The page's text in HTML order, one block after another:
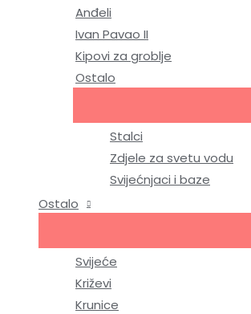
Anđeli
Ivan Pavao II
Kipovi za groblje
Ostalo
Stalci
Zdjele za svetu vodu
Svijećnjaci i baze
Ostalo
Svijeće
Križevi
Krunice